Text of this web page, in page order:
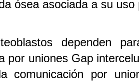
ósea asociada a su uso
dependen
por uniones Gap
comunicación por